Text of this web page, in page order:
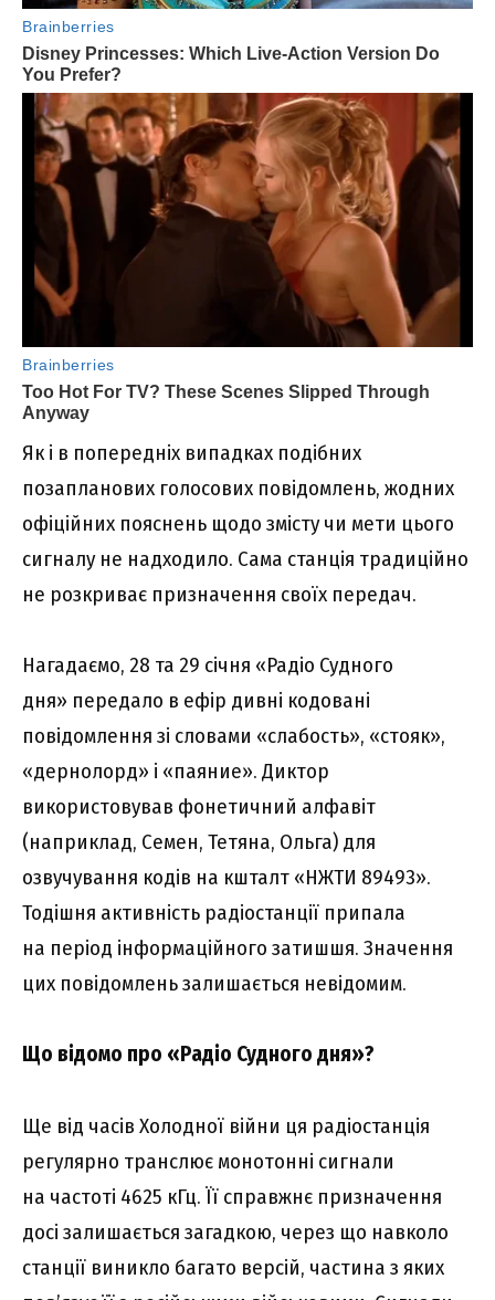
Як і в попередніх випадках подібних
позапланових голосових повідомлень, жодних
офіційних пояснень щодо змісту чи мети цього
сигналу не надходило. Сама станція традиційно
не розкриває призначення своїх передач.
Нагадаємо, 28 та 29 січня «Радіо Судного
дня» передало в ефір дивні кодовані
повідомлення зі словами «слабость», «стояк»,
«дернолорд» і «паяние». Диктор
використовував фонетичний алфавіт
(наприклад, Семен, Тетяна, Ольга) для
озвучування кодів на кшталт «НЖТИ 89493».
Тодішня активність радіостанції припала
на період інформаційного затишшя. Значення
цих повідомлень залишається невідомим.
Що відомо про «Радіо Судного дня»?
Ще від часів Холодної війни ця радіостанція
регулярно транслює монотонні сигнали
на частоті 4625 кГц. Її справжнє призначення
досі залишається загадкою, через що навколо
станції виникло багато версій, частина з яких